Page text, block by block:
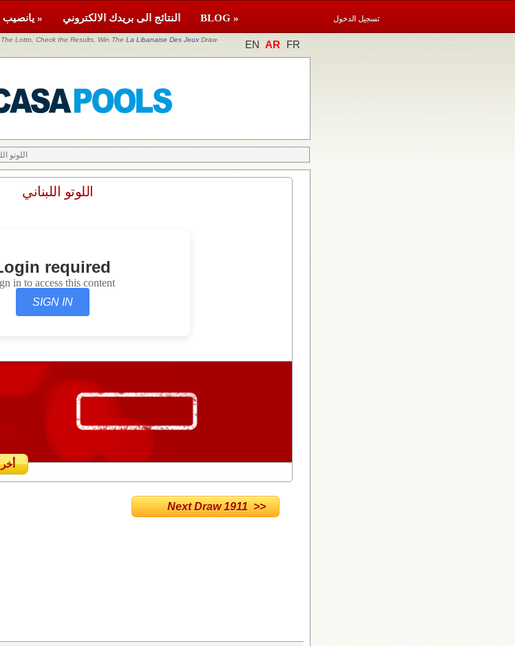
يانصيب الوطني اللبناني » النتائج الى بريدك الالكتروني BLOG » تسجيل الدخول
Lotto, Check the Results, Win The La Libanaise Des Jeux Draw
EN AR FR
اللوتو
اللوتو اللبناني
required
in to access this content
SIGN IN
أخر سحب
Next Draw 1911 >>